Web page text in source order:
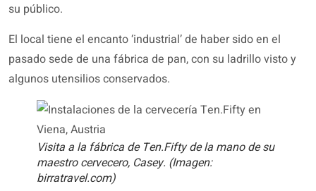
su público.
El local tiene el encanto ‘industrial’ de haber sido en el
pasado sede de una fábrica de pan, con su ladrillo visto y
algunos utensilios conservados.
Visita a la fábrica de Ten.Fifty de la mano de su
maestro cervecero, Casey. (Imagen:
birratravel.com)